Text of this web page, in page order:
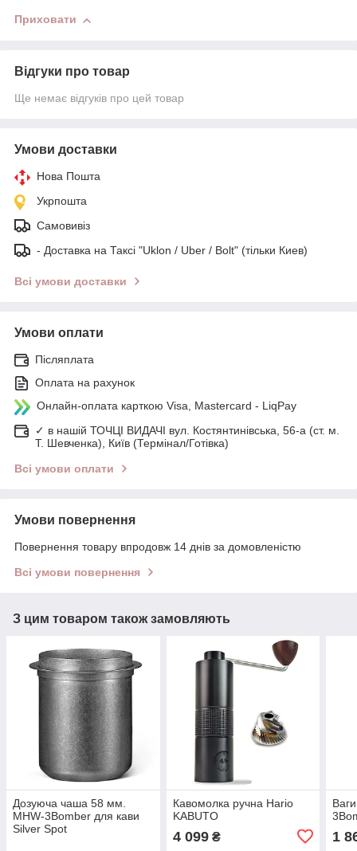
Приховати
Відгуки про товар
Ще немає відгуків про цей товар
Умови доставки
Нова Пошта
Укрпошта
Самовивіз
- Доставка на Таксі "Uklon / Uber / Bolt" (тільки Киев)
Всі умови доставки
Умови оплати
Післяплата
Оплата на рахунок
Онлайн-оплата карткою Visa, Mastercard - LiqPay
✓ в нашій ТОЧЦІ ВИДАЧІ вул. Костянтинівська, 56-а (ст. м.
Т. Шевченка), Київ (Термінал/Готівка)
Всі умови оплати
Умови повернення
Повернення товару впродовж 14 днів за домовленістю
Всі умови повернення
З цим товаром також замовляють
Дозуюча чаша 58 мм.
MHW-3Bomber для кави
Silver Spot
Кавомолка ручна Hario
KABUTO
4 099₴ 1